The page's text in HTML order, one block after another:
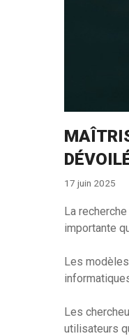
17 juin 2025
La
importante
Les
Les
utilisateurs